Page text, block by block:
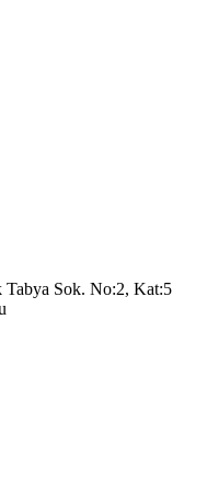
Sok. No:2, Kat:5